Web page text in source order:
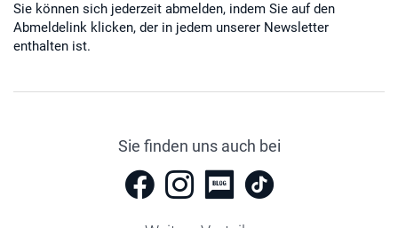
Sie können sich jederzeit abmelden, indem Sie auf den
Abmeldelink klicken, der in jedem unserer Newsletter
enthalten ist.
Sie finden uns auch bei